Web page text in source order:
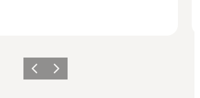
ForrigeNæste